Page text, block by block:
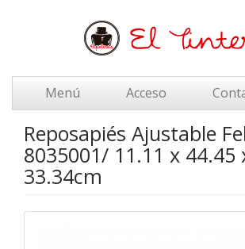
Menú Acceso
Reposapiés Ajustable
8035001/ 11.11 x 44.45
33.34cm